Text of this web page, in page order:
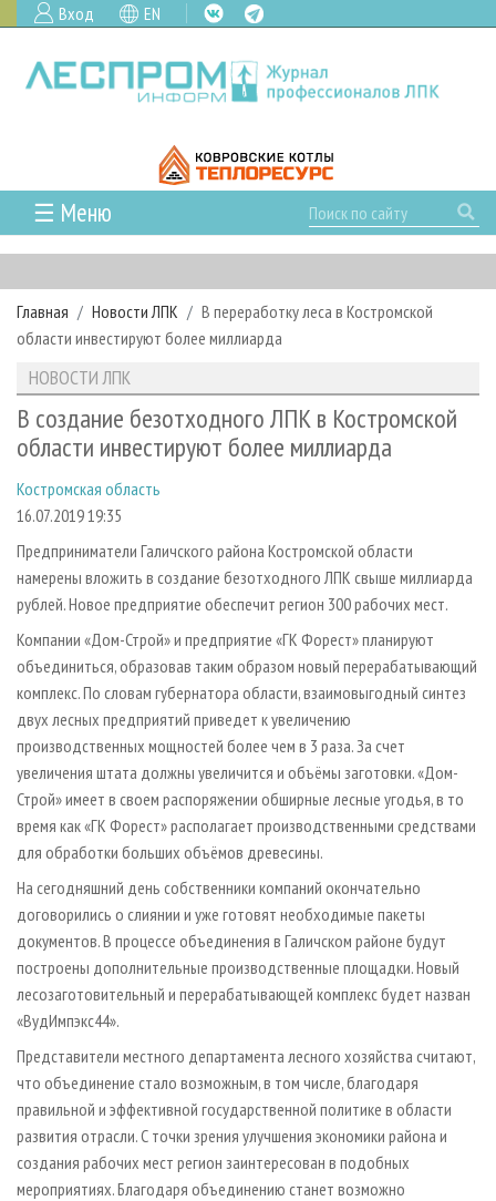
Вход EN
☰ Меню
ГЛАВНАЯ
РУБРИКИ И ТЕМЫ
РУБРИКИ ЖУРНАЛА
ЛЕСОЗАГОТОВКА
ЛЕСОПИЛЕНИЕ
СУШКА ДРЕВЕСИНЫ
ПРОИЗВОДСТВО ДРЕВЕСНЫХ ПЛИТ
ДЕРЕВЯННОЕ ДОМОСТРОЕНИЕ
ПРОИЗВОДСТВО МЕБЕЛИ
БИОЭНЕРГЕТИКА
ЦБП
ИНСТРУМЕНТ И МАТЕРИАЛЫ
НОВОСТИ
НОВОСТИ ЛПК
НОВОСТИ ЖУРНАЛА
ПРОЕКТЫ ЛПИ
АНАЛИТИКА
ПРЕДПРИЯТИЯ ЛПК
ПЕРСОНЫ
МОБИЛЬНЫЕ ВЫСТАВКИ
ОФИЦИАЛЬНЫЕ ДЕЛЕГАЦИИ
RUSSIAN FORESTRY REVIEW
ГАЗЕТА ЛЕСПРОМФОРУМ
БИБЛИОТЕКА СПЕЦИАЛИСТА
АРХИВ ЖУРНАЛОВ
О ЖУРНАЛЕ
ПОДПИСКА
КОНТАКТЫ
РЕКЛАМОДАТЕЛЯМ
РЕКЛАМА
РЕКЛАМА НА САЙТЕ
Главная Новости ЛПК
В переработку леса в Костромской
области инвестируют более миллиарда
НОВОСТИ ЛПК
В создание безотходного ЛПК в Костромской
области инвестируют более миллиарда
Костромская область
16.07.2019 19:35
Предприниматели Галичского района Костромской области
намерены вложить в создание безотходного ЛПК свыше миллиарда
рублей. Новое предприятие обеспечит регион 300 рабочих мест.
Компании «Дом-Строй» и предприятие «ГК Форест» планируют
объединиться, образовав таким образом новый перерабатывающий
комплекс. По словам губернатора области, взаимовыгодный синтез
двух лесных предприятий приведет к увеличению
производственных мощностей более чем в 3 раза. За счет
увеличения штата должны увеличится и объёмы заготовки. «Дом-
Строй» имеет в своем распоряжении обширные лесные угодья, в то
время как «ГК Форест» располагает производственными средствами
для обработки больших объёмов древесины.
На сегодняшний день собственники компаний окончательно
договорились о слиянии и уже готовят необходимые пакеты
документов. В процессе объединения в Галичском районе будут
построены дополнительные производственные площадки. Новый
лесозаготовительный и перерабатывающей комплекс будет назван
«ВудИмпэкс44».
Представители местного департамента лесного хозяйства считают,
что объединение стало возможным, в том числе, благодаря
правильной и эффективной государственной политике в области
развития отрасли. С точки зрения улучшения экономики района и
создания рабочих мест регион заинтересован в подобных
мероприятиях. Благодаря объединению станет возможно